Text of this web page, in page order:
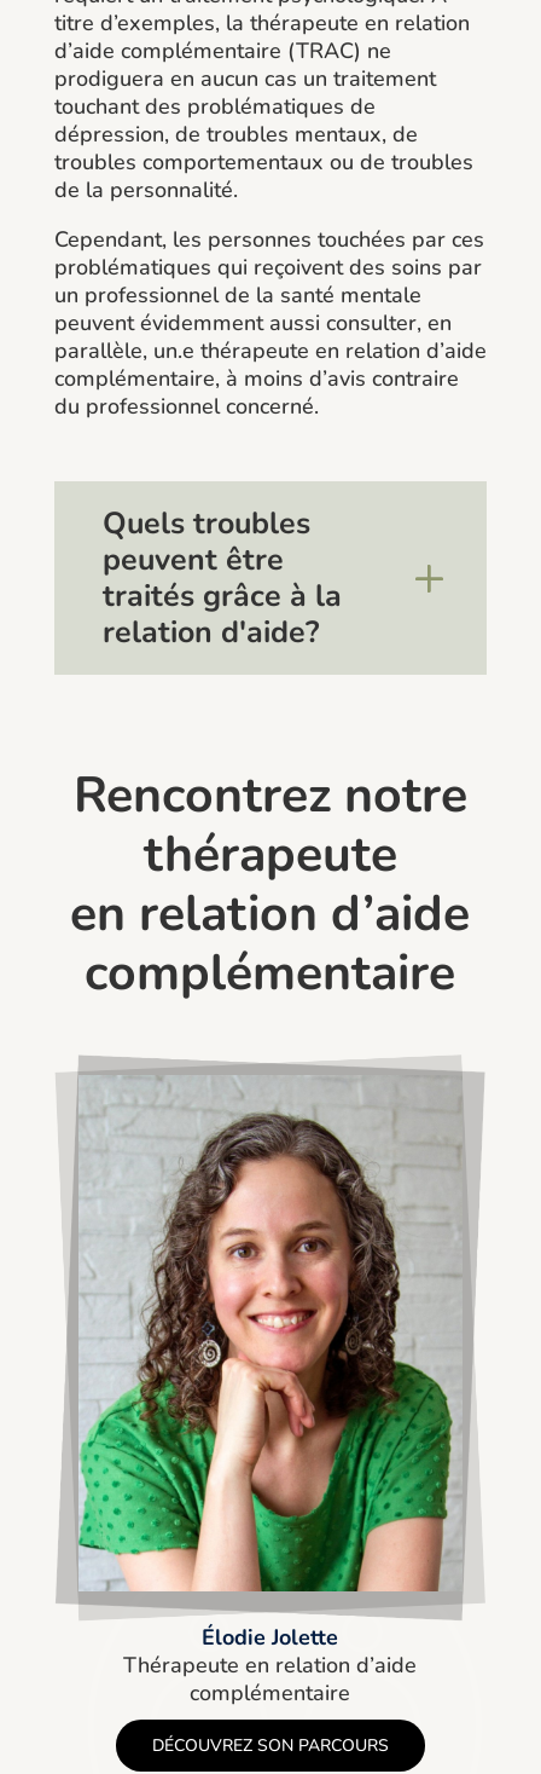
titre d’exemples, la thérapeute en relation
d’aide complémentaire (TRAC) ne
prodiguera en aucun cas un traitement
touchant des problématiques de
dépression, de troubles mentaux, de
troubles comportementaux ou de troubles
de la personnalité.
Cependant, les personnes touchées par ces
problématiques qui reçoivent des soins par
un professionnel de la santé mentale
peuvent évidemment aussi consulter, en
parallèle, un.e thérapeute en relation d’aide
complémentaire, à moins d’avis contraire
du professionnel concerné.
Quels troubles
peuvent être
traités grâce à la
relation d'aide?
Rencontrez notre
thérapeute
en relation d’aide
complémentaire
Élodie Jolette
Thérapeute en relation d’aide
complémentaire
DÉCOUVREZ SON PARCOURS